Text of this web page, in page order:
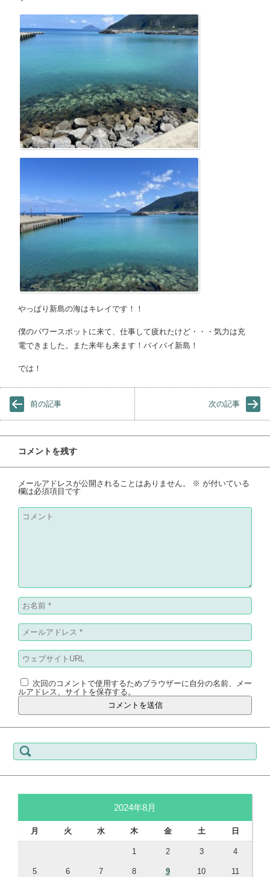
やっぱり新島の海はキレイです！！
僕のパワースポットに来て、仕事して疲れたけど・・・気力は充
電できました。また来年も来ます！バイバイ新島！
では！
前の記事 次の記事
コメントを残す
メールアドレスが公開されることはありません。 ※ が付いている
欄は必須項目です
次回のコメントで使用するためブラウザーに自分の名前、メー
ルアドレス、サイトを保存する。
索:
2024年8月
月 火 水 木 金 土 日
1 2 3 4
5 6 7 8 9 10 11